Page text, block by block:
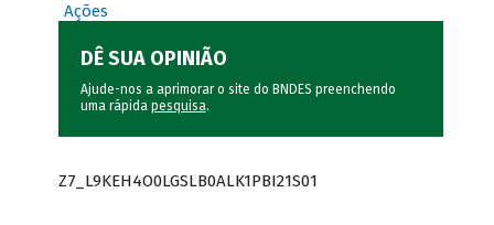
Ações
DÊ SUA OPINIÃO
Ajude-nos a aprimorar o site do BNDES preenchendo
uma rápida pesquisa.
Z7_L9KEH4O0LGSLB0ALK1PBI21S01